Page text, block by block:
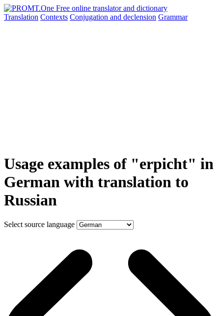
Translation Contexts Conjugation and declension Grammar
Usage examples of "erpicht" in
German with translation to
Russian
Select source language